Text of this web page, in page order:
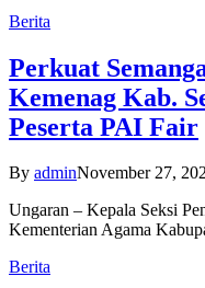
Berita
Perkuat
Kemenag Kab.
Peserta PAI Fair
By adminNovember 27,
Ungaran – Kepala Seksi
Kementerian Agama
Berita